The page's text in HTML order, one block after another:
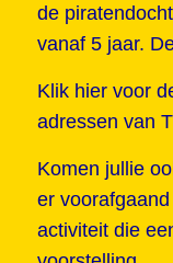
de
vanaf 5 jaar.
Klik hier voor
adressen van
Komen jullie
er
activiteit die